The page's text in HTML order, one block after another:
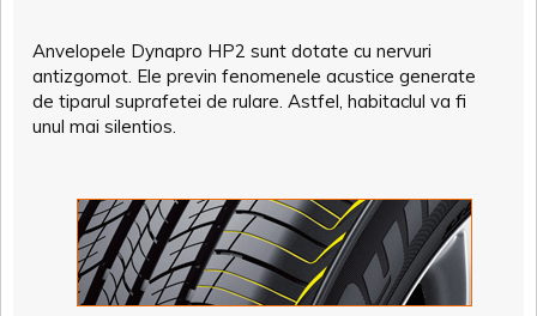
Anvelopele Dynapro HP2 sunt dotate cu nervuri
antizgomot. Ele previn fenomenele acustice generate
de tiparul suprafetei de rulare. Astfel, habitaclul va fi
unul mai silentios.